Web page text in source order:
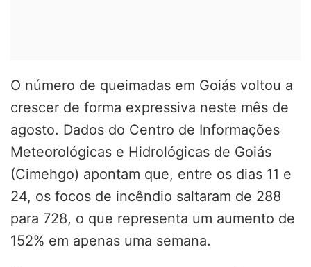
O número de queimadas em Goiás voltou a
crescer de forma expressiva neste mês de
agosto. Dados do Centro de Informações
Meteorológicas e Hidrológicas de Goiás
(Cimehgo) apontam que, entre os dias 11 e
24, os focos de incêndio saltaram de 288
para 728, o que representa um aumento de
152% em apenas uma semana.